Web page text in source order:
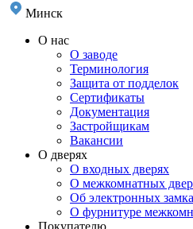
Минск
О нас
О заводе
Терминология
Защита от подделок
Сертификаты
Документация
Застройщикам
Вакансии
О дверях
О входных дверях
О межкомнатных
Об электронных
О фурнитуре
Покупателю